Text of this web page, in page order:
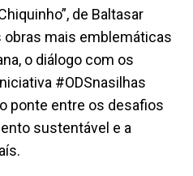
de Baltasar
obras mais emblemáticas
o diálogo com os
#ODSnasilhas
ponte entre os desafios
sustentável e a